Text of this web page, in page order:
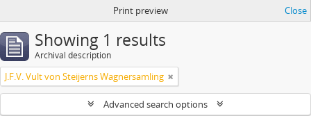
Print preview Close
Showing 1 results
Archival description
J.F.V. Vult von Steijerns Wagnersamling
Advanced search options